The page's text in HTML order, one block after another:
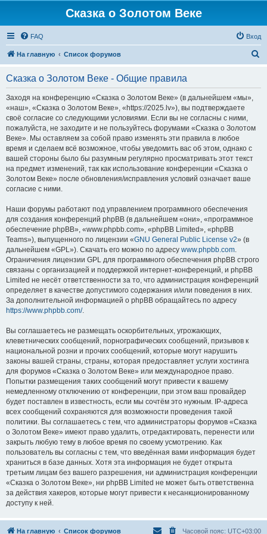
Сказка о Золотом Веке
FAQ Вход
На главную Список форумов
Сказка о Золотом Веке - Общие правила
Заходя на конференцию «Сказка о Золотом Веке» (в дальнейшем «мы»,
«наш», «Сказка о Золотом Веке», «https://2025.lv»), вы подтверждаете
своё согласие со следующими условиями. Если вы не согласны с ними,
пожалуйста, не заходите и не пользуйтесь форумами «Сказка о Золотом
Веке». Мы оставляем за собой право изменять эти правила в любое
время и сделаем всё возможное, чтобы уведомить вас об этом, однако с
вашей стороны было бы разумным регулярно просматривать этот текст
на предмет изменений, так как использование конференции «Сказка о
Золотом Веке» после обновления/исправления условий означает ваше
согласие с ними.
Наши форумы работают под управлением программного обеспечения
для создания конференций phpBB (в дальнейшем «они», «программное
обеспечение phpBB», «www.phpbb.com», «phpBB Limited», «phpBB
Teams»), выпущенного по лицензии «GNU General Public License v2» (в
дальнейшем «GPL»). Скачать его можно по адресу www.phpbb.com.
Ограничения лицензии GPL для программного обеспечения phpBB строго
связаны с организацией и поддержкой интернет-конференций, и phpBB
Limited не несёт ответственности за то, что администрация конференций
определяет в качестве допустимого содержания и/или поведения в них.
За дополнительной информацией о phpBB обращайтесь по адресу
https://www.phpbb.com/.
Вы соглашаетесь не размещать оскорбительных, угрожающих,
клеветнических сообщений, порнографических сообщений, призывов к
национальной розни и прочих сообщений, которые могут нарушить
законы вашей страны, страны, которая предоставляет услуги хостинга
для форумов «Сказка о Золотом Веке» или международное право.
Попытки размещения таких сообщений могут привести к вашему
немедленному отключению от конференции, при этом ваш провайдер
будет поставлен в известность, если мы сочтём это нужным. IP-адреса
всех сообщений сохраняются для возможности проведения такой
политики. Вы соглашаетесь с тем, что администраторы форумов «Сказка
о Золотом Веке» имеют право удалить, отредактировать, перенести или
закрыть любую тему в любое время по своему усмотрению. Как
пользователь вы согласны с тем, что введённая вами информация будет
храниться в базе данных. Хотя эта информация не будет открыта
третьим лицам без вашего разрешения, ни администрация конференции
«Сказка о Золотом Веке», ни phpBB Limited не может быть ответственна
за действия хакеров, которые могут привести к несанкционированному
доступу к ней.
На главную Список форумов Часовой пояс: UTC+03:00